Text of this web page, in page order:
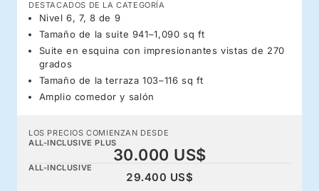
DESTACADOS DE LA CATEGORÍA
Nivel 6, 7, 8 de 9
Tamaño de la suite 941–1,090 sq ft
Suite en esquina con impresionantes vistas de 270
grados
Tamaño de la terraza 103–116 sq ft
Amplio comedor y salón
LOS PRECIOS COMIENZAN DESDE
ALL-INCLUSIVE PLUS
30.000 US$
ALL-INCLUSIVE
29.400 US$